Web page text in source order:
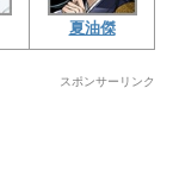
夏油傑
スポンサーリンク